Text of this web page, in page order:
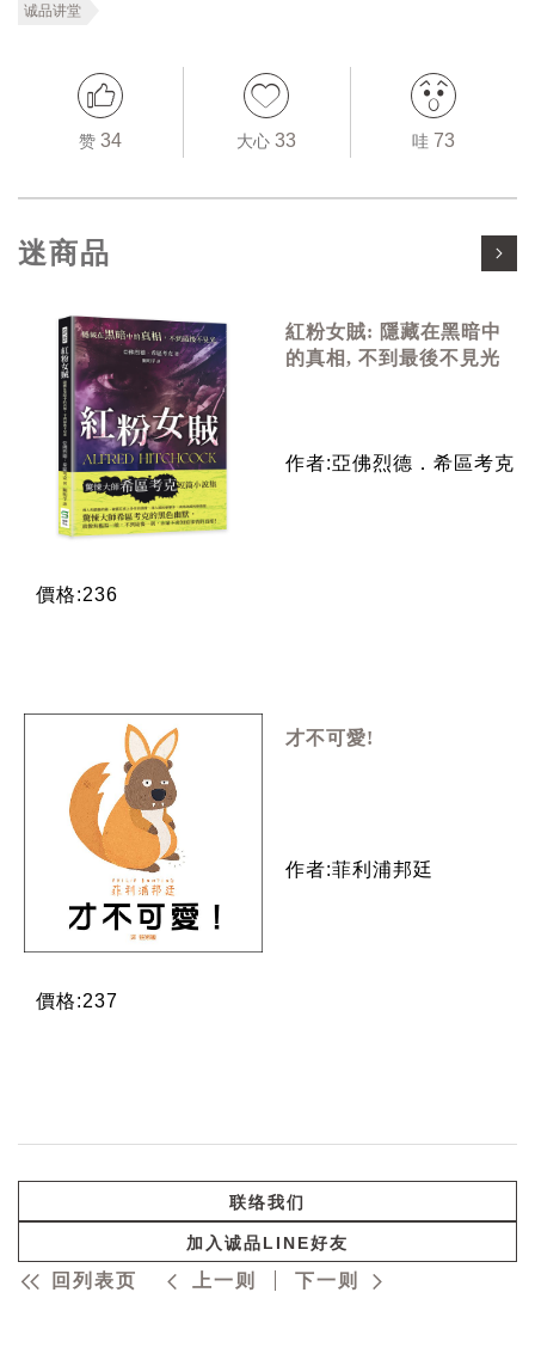
诚品讲堂
赞34 大心33 哇 73
迷商品
紅粉女賊: 隱藏在黑暗中
的真相, 不到最後不見光
作者:亞佛烈德．希區考克
價格:236
才不可愛!
作者:菲利浦邦廷
價格:237
联络我们
加入诚品LINE好友
回列表页 上一则 下一则